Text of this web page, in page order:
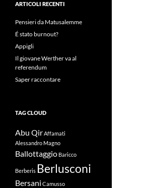
ARTICOLI RECENTI
Pensieri da Matusalemme
É stato burnout?
Appigli
Il giovane Werther va al
referendum
Saper raccontare
TAG CLOUD
Abu QirAffamati
Alessandro Magno
Ballottaggio Baricco
Berberis Berlusconi
Bersani Camusso